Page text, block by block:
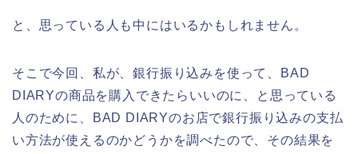
と、思っている人も中にはいるかもしれません。
そこで今回、私が、銀行振り込みを使って、BAD
DIARYの商品を購入できたらいいのに、と思っている
人のために、BAD DIARYのお店で銀行振り込みの支払
い方法が使えるのかどうかを調べたので、その結果を